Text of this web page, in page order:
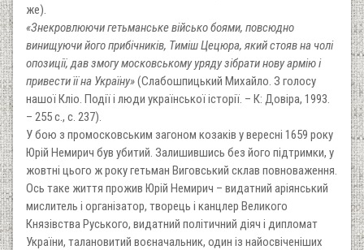
же).
«Знекровлюючи гетьманське військо боями, повсюдно
винищуючи його прибічників, Тиміш Цецюра, який стояв на чолі
опозиції, дав змогу московському уряду зібрати нову армію і
привести її на Україну»(Слабошпицький Михайло. З голосу
нашої Кліо. Події і люди української історії. – К: Довіра, 1993.
– 255 с., с. 237).
У бою з промосковським загоном козаків у вересні 1659 року
Юрій Немирич був убитий. Залишившись без його підтримки, у
жовтні цього ж року гетьман Виговський склав повноваження.
Ось таке життя прожив Юрій Немирич – видатний аріянський
мислитель і організатор, творець і канцлер Великого
Князівства Руського, видатний політичний діяч і дипломат
України, талановитий воєначальник, один із найосвіченіших